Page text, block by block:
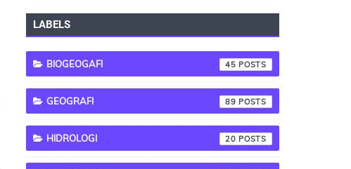
LABELS
BIOGEOGAFI 45
GEOGRAFI 89
HIDROLOGI 20